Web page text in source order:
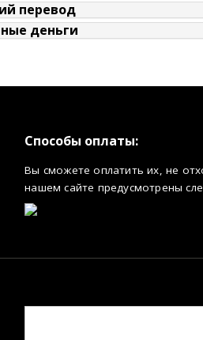
перевод
деньги
Способы оплаты:
Вы сможете оплатить их, не
нашем сайте предусмотрены